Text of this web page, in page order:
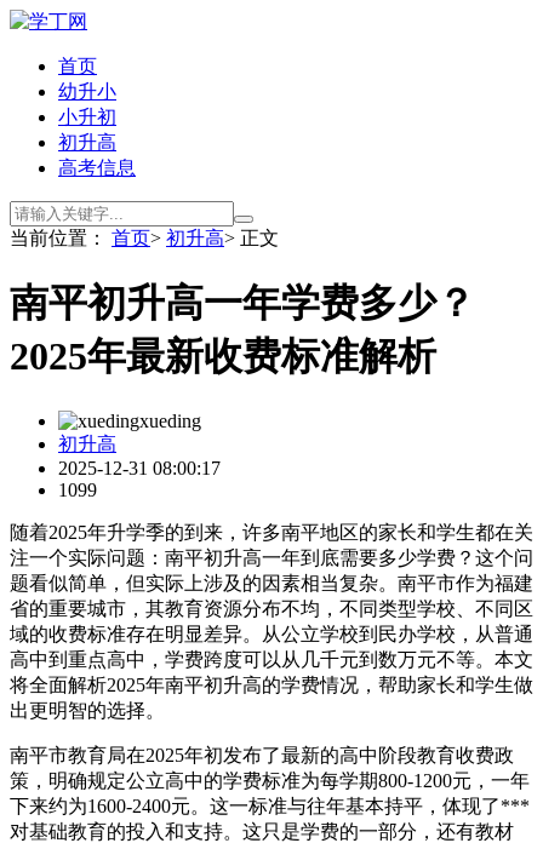
首页
幼升小
小升初
初升高
高考信息
当前位置： 首页> 初升高> 正文
南平初升高一年学费多少？
2025年最新收费标准解析
xueding
初升高
2025-12-31 08:00:17
1099
随着2025年升学季的到来，许多南平地区的家长和学生都在关
注一个实际问题：南平初升高一年到底需要多少学费？这个问
题看似简单，但实际上涉及的因素相当复杂。南平市作为福建
省的重要城市，其教育资源分布不均，不同类型学校、不同区
域的收费标准存在明显差异。从公立学校到民办学校，从普通
高中到重点高中，学费跨度可以从几千元到数万元不等。本文
将全面解析2025年南平初升高的学费情况，帮助家长和学生做
出更明智的选择。
南平市教育局在2025年初发布了最新的高中阶段教育收费政
策，明确规定公立高中的学费标准为每学期800-1200元，一年
下来约为1600-2400元。这一标准与往年基本持平，体现了***
对基础教育的投入和支持。这只是学费的一部分，还有教材